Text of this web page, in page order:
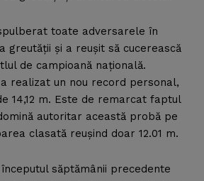
toate adversarele în
greutăţii şi a reuşit să cucerească
de campioană naţională.
realizat un nou record personal,
14,12 m. Este de remarcat faptul
autoritar această probă pe
clasată reuşind doar 12.01 m.
săptămânii precedente